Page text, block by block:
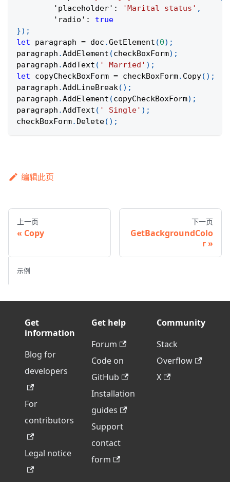
'placeholder' : 'Marital status' ,
'radio' :
true
}) ;
let paragraph = doc .GetElement (0) ;
paragraph .AddElement (checkBoxForm) ;
paragraph .AddText ( ' Married' ) ;
let copyCheckBoxForm = checkBoxForm. Copy( ) ;
paragraph .AddLineBreak( ) ;
paragraph .AddElement (copyCheckBoxForm) ;
paragraph .AddText ( ' Single' ) ;
checkBoxForm. Delete( ) ;
编辑此页
上一页
Copy
下一页
GetBackgroundColo
r
示例
Get
information
Blog for
developers
For
contributors
Legal notice
Get help
Forum
Code on
GitHub
Installation
guides
Support
contact
form
Community
Stack
Overflow
X